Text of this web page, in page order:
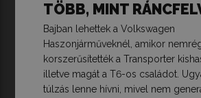
TÖBB, MINT
Bajban lehettek a Volkswagen
Haszonjárműveknél, amikor
korszerűsítették a Transporter
illetve magát a T6-os családot.
túlzás lenne hívni, mivel nem